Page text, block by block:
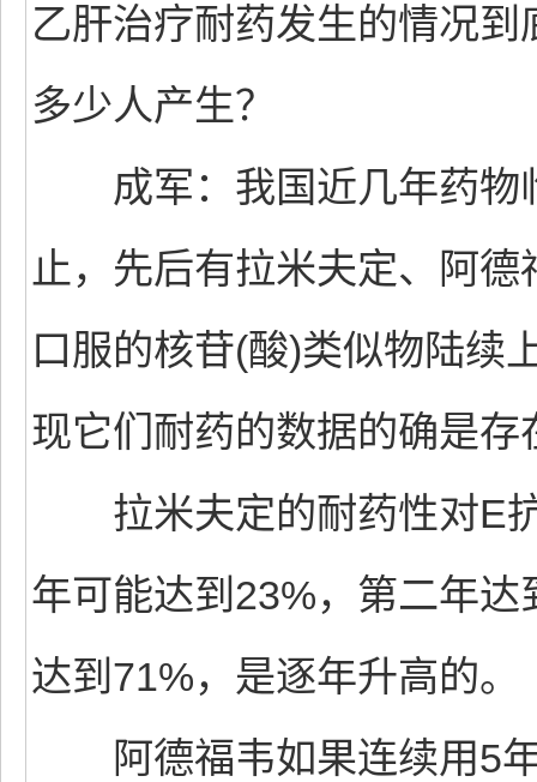
乙肝治疗耐药发生的情况
多少人产生？
成军：我国近几年药物
止，先后有拉米夫定、阿
口服的核苷(酸)类似物陆续
现它们耐药的数据的确是存
拉米夫定的耐药性对E抗
年可能达到23%，第二年
达到71%，是逐年升高的。
阿德福韦如果连续用5年